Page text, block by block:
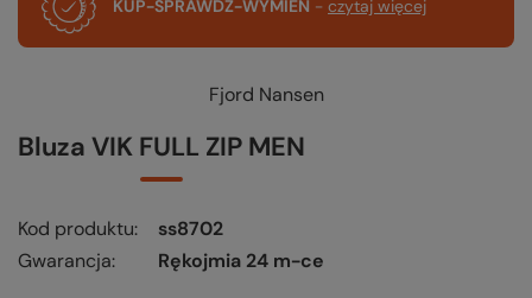
KUP-SPRAWDŹ-WYMIEŃ - czytaj więcej
Fjord Nansen
Bluza VIK FULL ZIP MEN
Kod produktu
ss8702
Gwarancja
Rękojmia 24 m-ce